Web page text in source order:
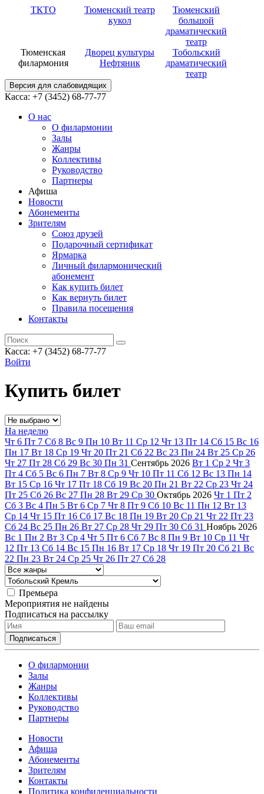
ТКТО
Тюменский театр
кукол
Тюменский
большой
драматический
театр
Тюменская
филармония
Дворец культуры
Нефтяник
Тобольский
драматический
театр
Версия для слабовидящих
Касса: +7 (3452) 68-77-77
О нас
О филармонии
Залы
Жанры
Коллективы
Руководство
Партнеры
Афиша
Новости
Абонементы
Зрителям
Союз друзей
Подарочный сертификат
Ярмарка
Личный филармонический
абонемент
Как купить билет
Как вернуть билет
Правила посещения
Контакты
Касса: +7 (3452) 68-77-77
Войти
Купить билет
На неделю
Чт 6 Пт 7 Сб 8 Вс 9 Пн 10 Вт 11 Ср 12 Чт 13 Пт 14 Сб 15 Вс 16
Пн 17 Вт 18 Ср 19 Чт 20 Пт 21 Сб 22 Вс 23 Пн 24 Вт 25 Ср 26
Чт 27 Пт 28 Сб 29 Вс 30 Пн 31 Сентябрь 2026 Вт 1 Ср 2 Чт 3
Пт 4 Сб 5 Вс 6 Пн 7 Вт 8 Ср 9 Чт 10 Пт 11 Сб 12 Вс 13 Пн 14
Вт 15 Ср 16 Чт 17 Пт 18 Сб 19 Вс 20 Пн 21 Вт 22 Ср 23 Чт 24
Пт 25 Сб 26 Вс 27 Пн 28 Вт 29 Ср 30 Октябрь 2026 Чт 1 Пт 2
Сб 3 Вс 4 Пн 5 Вт 6 Ср 7 Чт 8 Пт 9 Сб 10 Вс 11 Пн 12 Вт 13
Ср 14 Чт 15 Пт 16 Сб 17 Вс 18 Пн 19 Вт 20 Ср 21 Чт 22 Пт 23
Сб 24 Вс 25 Пн 26 Вт 27 Ср 28 Чт 29 Пт 30 Сб 31 Ноябрь 2026
Вс 1 Пн 2 Вт 3 Ср 4 Чт 5 Пт 6 Сб 7 Вс 8 Пн 9 Вт 10 Ср 11 Чт
12 Пт 13 Сб 14 Вс 15 Пн 16 Вт 17 Ср 18 Чт 19 Пт 20 Сб 21 Вс
22 Пн 23 Вт 24 Ср 25 Чт 26 Пт 27 Сб 28
Премьера
Мероприятия не найдены
Подписаться на рассылку
О филармонии
Залы
Жанры
Коллективы
Руководство
Партнеры
Новости
Афиша
Абонементы
Зрителям
Контакты
Политика конфиденциальности